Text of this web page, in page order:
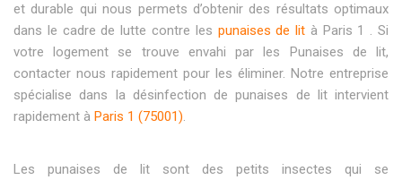
et durable qui nous permets d’obtenir des résultats optimaux
dans le cadre de lutte contre les punaises de lit à Paris 1 . Si
votre logement se trouve envahi par les Punaises de lit,
contacter nous rapidement pour les éliminer. Notre entreprise
spécialise dans la désinfection de punaises de lit intervient
rapidement à Paris 1 (75001).
Les punaises de lit sont des petits insectes qui se